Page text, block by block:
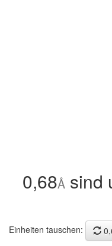
0,68Å sind
Einheiten tauschen: